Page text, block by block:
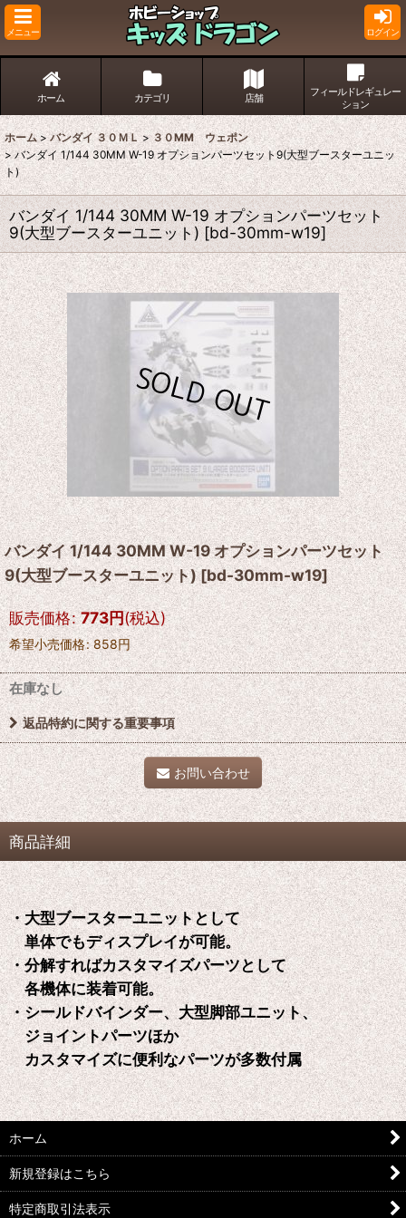
メニュー ログイン
ホーム カテゴリ 店舗
フィールドレギュレー
ション
ホーム > バンダイ ３０ＭＬ > ３０MM ウェポン
> バンダイ 1/144 30MM W-19 オプションパーツセット9(大型ブースターユニッ
ト)
バンダイ 1/144 30MM W-19 オプションパーツセット
9(大型ブースターユニット) [bd-30mm-w19]
バンダイ 1/144 30MM W-19 オプションパーツセット
9(大型ブースターユニット)[bd-30mm-w19]
販売価格: 773円(税込)
希望小売価格: 858円
在庫なし
返品特約に関する重要事項
お問い合わせ
商品詳細
・大型ブースターユニットとして
単体でもディスプレイが可能。
・分解すればカスタマイズパーツとして
各機体に装着可能。
・シールドバインダー、大型脚部ユニット、
ジョイントパーツほか
カスタマイズに便利なパーツが多数付属
ホーム
新規登録はこちら
特定商取引法表示